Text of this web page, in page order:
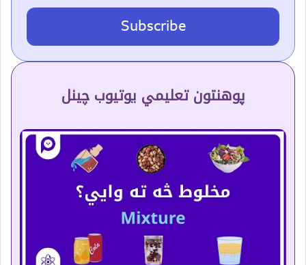
Subscribe
پوهنتون تعلیمي یوتیوب چینل